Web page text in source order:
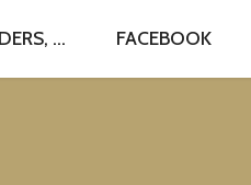
... FACEBOOK